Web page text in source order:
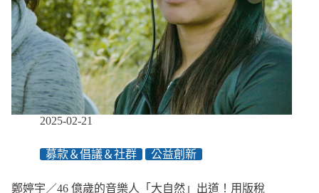
數
位
共
融
的
未
來
2025-02-21
募款＆倡議＆社群 公益創新
鄭婷宇／46 億歲的音樂人「大自然」出道！用版稅